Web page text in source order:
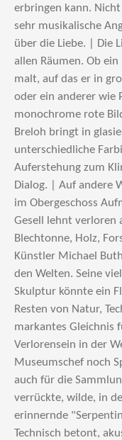
erbringen kann.
sehr musikalische
über die Liebe. | Die
allen Räumen. Ob
malt, auf das er in
oder ein anderer wie
monochrome rote
Breloh bringt in
unterschiedliche
Auferstehung zum
Dialog. | Auf andere
im Obergeschoss
Gesell lehnt verloren
Blechtonne, Holz,
Künstler Michael
den Welten. Seine
Skulptur könnte ein
Resten von Natur,
markantes Gleichnis
Verlorensein in der
Museumschef noch
auch für die
verrückte, wilde, in
erinnernde
Technisch betont,